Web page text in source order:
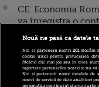
CE: Economia
va înregistra o
de 6% în 2020,
următor. Deficitul
9,2% din PIB
Nouă ne pasă ca datele
Noi și partenerii noștri201stocăm
cookie unici pentru prelucrarea
făcând clic mai jos sau în orice
raportate partenerilor noștri și nu vă
Noi si partenerii nostri (retelele de
nostri de servicii de date analitice)
personaliza continutul si anunturile